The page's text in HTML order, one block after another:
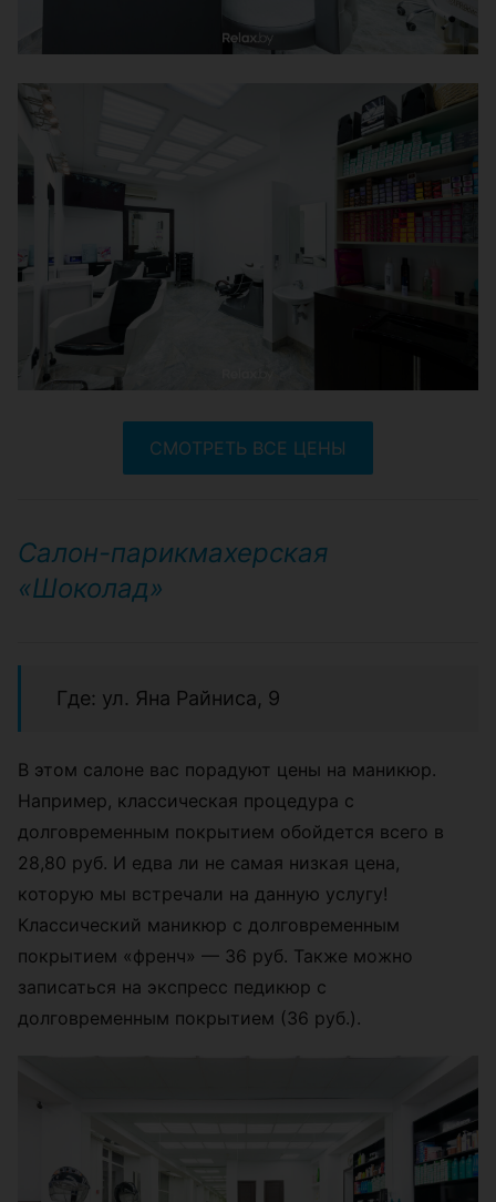
СМОТРЕТЬ ВСЕ ЦЕНЫ
Салон-парикмахерская
«Шоколад»
Где: ул. Яна Райниса, 9
В этом салоне вас порадуют цены на маникюр.
Например, классическая процедура с
долговременным покрытием обойдется всего в
28,80 руб. И едва ли не самая низкая цена,
которую мы встречали на данную услугу!
Классический маникюр с долговременным
покрытием «френч» — 36 руб. Также можно
записаться на экспресс педикюр с
долговременным покрытием (36 руб.).